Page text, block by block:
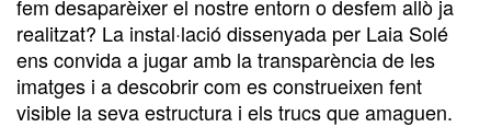
fem desaparèixer el nostre entorn o desfem allò ja
realitzat? La instal·lació dissenyada per Laia Solé
ens convida a jugar amb la transparència de les
imatges i a descobrir com es construeixen fent
visible la seva estructura i els trucs que amaguen.